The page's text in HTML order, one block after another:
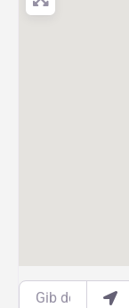
Gib deinen